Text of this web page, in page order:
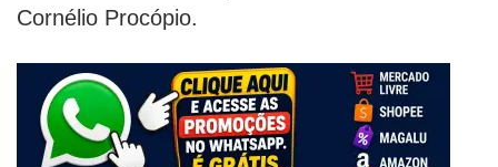
Cornélio Procópio.